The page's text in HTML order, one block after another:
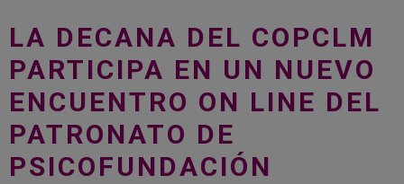
LA DECANA DEL COPCLM
PARTICIPA EN UN NUEVO
ENCUENTRO ON LINE DEL
PATRONATO DE
PSICOFUNDACIÓN